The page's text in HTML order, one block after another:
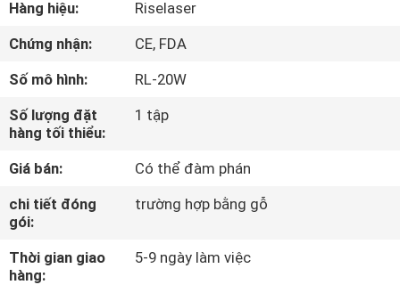
CHƯƠNG
VR
CHÚNG
TÔI
THAM
Hàng hiệu:
Riselaser
Chứng nhận:
CE, FDA
Số mô hình:
RL-20W
Số lượng đặt
hàng tối thiểu:
1 tập
Giá bán:
Có thể đàm phán
chi tiết đóng
gói:
trường hợp bằng gỗ
Thời gian giao
hàng:
5-9 ngày làm việc